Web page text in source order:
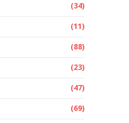
(34)
(11)
(88)
(23)
(47)
(69)